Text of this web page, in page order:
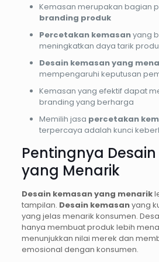
Kemasan merupakan bagian
branding produk
Percetakan kemasanyang
meningkatkan daya tarik
Desain kemasan yang
mempengaruhi keputusan
Kemasan yang efektif dapat
branding yang berharga
Memilih jasa percetakan
terpercaya adalah kunci
Pentingnya
yang Menarik
Desain kemasan yang menarik
tampilan. Desain kemasanyang
yang jelas menarik konsumen.
hanya membuat produk lebih
menunjukkan nilai merek dan
emosional dengan konsumen.